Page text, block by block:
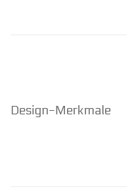
Design-Merkmale